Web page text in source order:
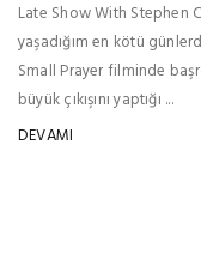
Late Show With Stephen
yaşadığım en kötü
Small Prayer filminde
büyük çıkışını yaptığı ...
DEVAMI